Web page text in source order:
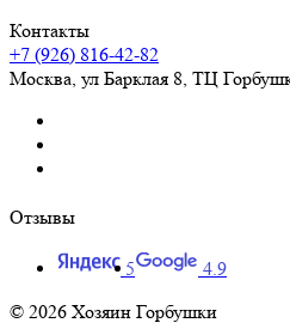
Контакты
+7 (926) 816-42-82
Москва, ул Барклая 8, ТЦ
Отзывы
5
4.9
© 2026 Хозяин Горбушки